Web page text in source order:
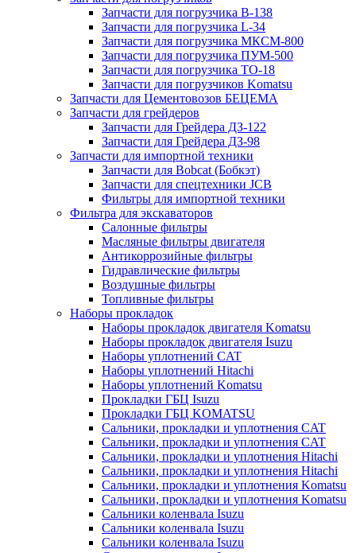
Запчасти для погрузчика B-138
Запчасти для погрузчика L-34
Запчасти для погрузчика МКСМ-800
Запчасти для погрузчика ПУМ-500
Запчасти для погрузчика ТО-18
Запчасти для погрузчиков Komatsu
Запчасти для Цементовозов БЕЦЕМА
Запчасти для грейдеров
Запчасти для Грейдера ДЗ-122
Запчасти для Грейдера ДЗ-98
Запчасти для импортной техники
Запчасти для Bobcat (Бобкэт)
Запчасти для спецтехники JCB
Фильтры для импортной техники
Фильтра для экскаваторов
Салонные фильтры
Масляные фильтры двигателя
Антикоррозийные фильтры
Гидравлические фильтры
Воздушные фильтры
Топливные фильтры
Наборы прокладок
Наборы прокладок двигателя Komatsu
Наборы прокладок двигателя Isuzu
Наборы уплотнений CAT
Наборы уплотнений Hitachi
Наборы уплотнений Komatsu
Прокладки ГБЦ Isuzu
Прокладки ГБЦ KOMATSU
Сальники, прокладки и уплотнения CAT
Сальники, прокладки и уплотнения CAT
Сальники, прокладки и уплотнения Hitachi
Сальники, прокладки и уплотнения Hitachi
Сальники, прокладки и уплотнения Komatsu
Сальники, прокладки и уплотнения Komatsu
Сальники коленвала Isuzu
Сальники коленвала Isuzu
Сальники коленвала Isuzu